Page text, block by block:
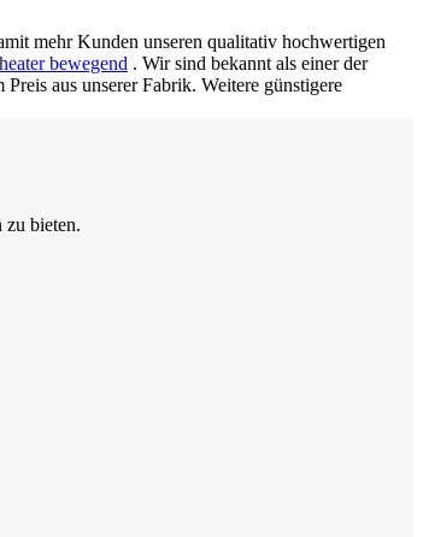
mehr Kunden unseren qualitativ hochwertigen
bewegend . Wir sind bekannt als einer der
aus unserer Fabrik. Weitere günstigere
zu bieten.